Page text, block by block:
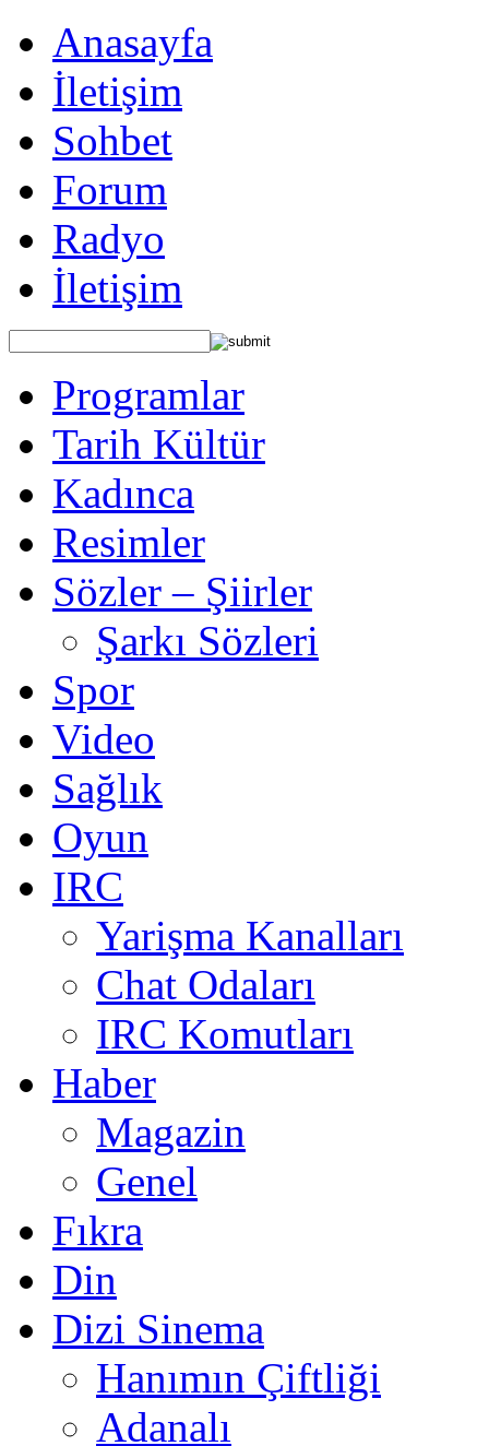
Anasayfa
İletişim
Sohbet
Forum
Radyo
İletişim
Programlar
Tarih Kültür
Kadınca
Resimler
Sözler – Şiirler
Şarkı Sözleri
Spor
Video
Sağlık
Oyun
IRC
Yarişma Kanalları
Chat Odaları
IRC Komutları
Haber
Magazin
Genel
Fıkra
Din
Dizi Sinema
Hanımın Çiftliği
Adanalı